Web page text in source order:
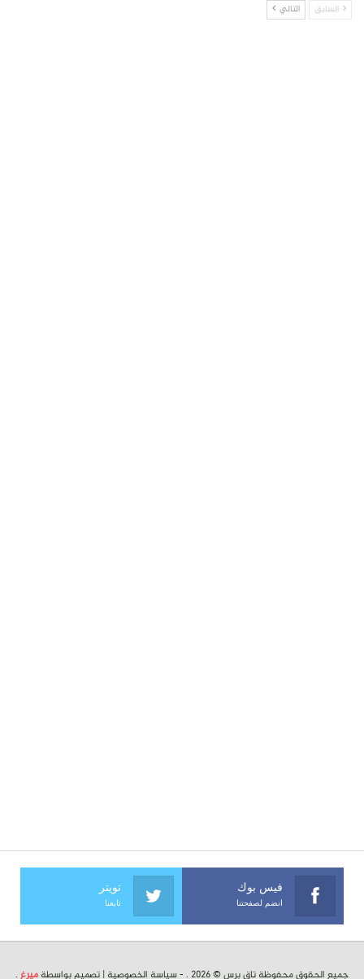
السابق التالي
فيس بوك
انضم لصفحتنا
تويتر
تابعنا
جميع الحقوق محفوظة تاق برس © 2026 . - سياسة الخصوصية | تصميم بواسطة ميرغ .